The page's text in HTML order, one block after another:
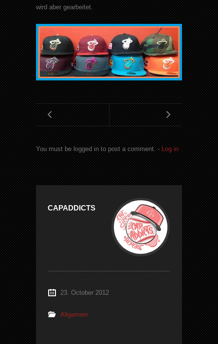
wird aber gearbeitet.
You must be logged in to post a comment. -Log in
CAPADDICTS
23. October 2012
Allgemein